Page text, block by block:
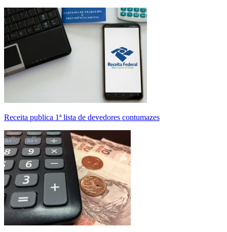
Receita publica 1ª lista de devedores contumazes